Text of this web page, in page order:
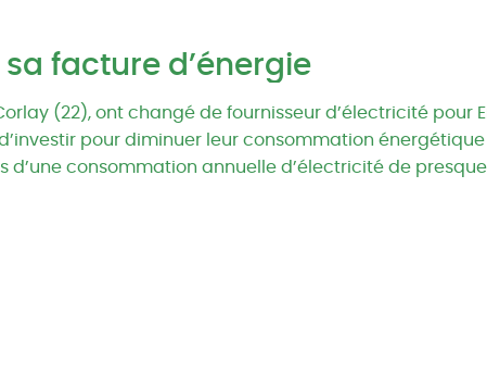
facture d’énergie
(22), ont changé de fournisseur d’électricité
pour diminuer leur consommation
d’une consommation annuelle d’électricité de